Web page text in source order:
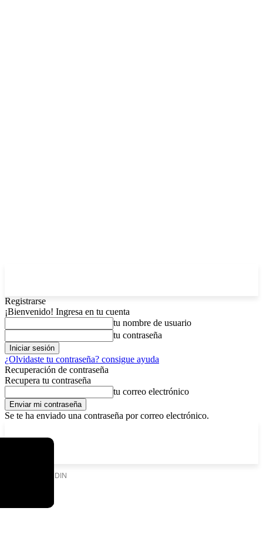
Registrarse
¡Bienvenido! Ingresa en tu cuenta
tu nombre de usuario
tu contraseña
¿Olvidaste tu contraseña? consigue ayuda
Recuperación de contraseña
Recupera tu contraseña
tu correo electrónico
Se te ha enviado una contraseña por correo electrónico.
FIREDIN